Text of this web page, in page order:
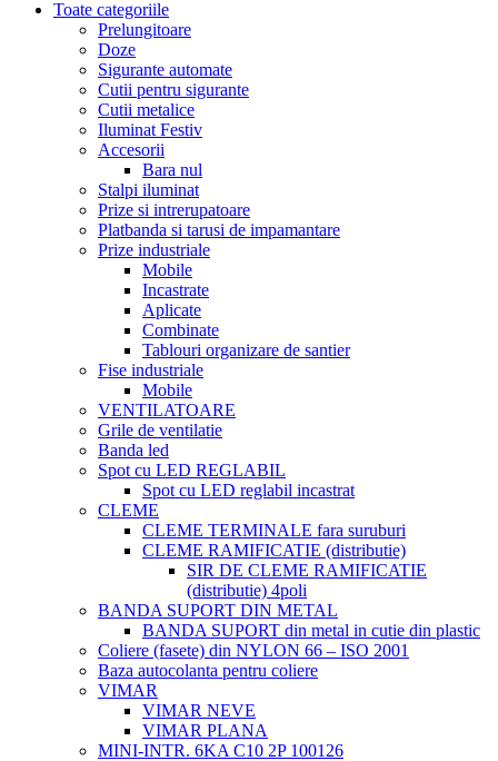
Toate categoriile
Prelungitoare
Doze
Sigurante automate
Cutii pentru sigurante
Cutii metalice
Iluminat Festiv
Accesorii
Bara nul
Stalpi iluminat
Prize si intrerupatoare
Platbanda si tarusi de impamantare
Prize industriale
Mobile
Incastrate
Aplicate
Combinate
Tablouri organizare de santier
Fise industriale
Mobile
VENTILATOARE
Grile de ventilatie
Banda led
Spot cu LED REGLABIL
Spot cu LED reglabil incastrat
CLEME
CLEME TERMINALE fara suruburi
CLEME RAMIFICATIE (distributie)
SIR DE CLEME RAMIFICATIE
(distributie) 4poli
BANDA SUPORT DIN METAL
BANDA SUPORT din metal in cutie din plastic
Coliere (fasete) din NYLON 66 – ISO 2001
Baza autocolanta pentru coliere
VIMAR
VIMAR NEVE
VIMAR PLANA
MINI-INTR. 6KA C10 2P 100126